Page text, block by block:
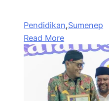
Pendidikan,Sumenep
Read More